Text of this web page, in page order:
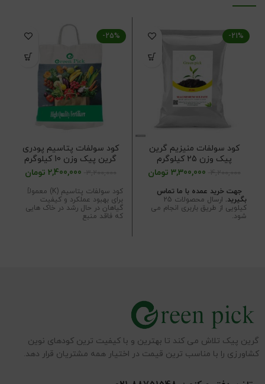
-21%
کود سولفات منیزیم گرین
پیک وزن 25 کیلوگرم
3,300,000 تومان
جهت خرید عمده با ما تماس
بگیرید.
ارسال محصولات 25
کیلویی از طریق باربری انجام می
شود.
-25%
کود سولفات پتاسیم پودری
گرین پیک وزن 10 کیلوگرم
2,400,000 تومان
کود سولفات پتاسیم (K) معمولاً
برای بهبود عملکرد و کیفیت
گیاهان در حال رشد در خاک هایی
که فاقد منبع
گرین پیک تلاش می کند تا بهترین و با کیفیت ترین کودهای نوین
کشاورزی را با مناسب ترین قیمت در اختیار همه مشتریان قرار دهد.